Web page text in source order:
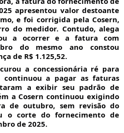
apresentou valor destoante
e foi corrigida pela Cosern,
do medidor. Contudo, alega
a ocorrer e a fatura com
do mesmo ano constou
de R$ 1.125,52.
a concessionária ré para
continuou a pagar as faturas
a exibir seu padrão de
a Cosern continuou exigindo
de outubro, sem revisão do
o corte do fornecimento de
de 2025.